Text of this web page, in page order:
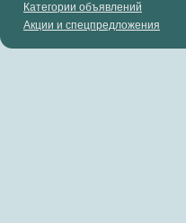
Категории объявлений
Акции и спецпредложения